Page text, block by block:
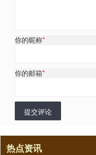
你的昵称*
你的邮箱*
提交评论
热点资讯